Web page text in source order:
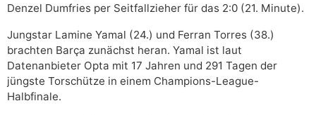
Denzel Dumfries per Seitfallzieher für das 2:0 (21. Minute).
Jungstar Lamine Yamal (24.) und Ferran Torres (38.)
brachten Barça zunächst heran. Yamal ist laut
Datenanbieter Opta mit 17 Jahren und 291 Tagen der
jüngste Torschütze in einem Champions-League-
Halbfinale.